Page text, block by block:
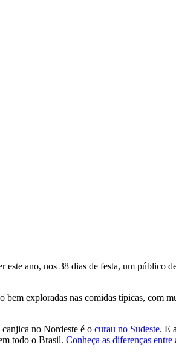
este ano, nos 38 dias de festa, um público
exploradas nas comidas típicas, com
no Nordeste é o curau no Sudeste. E
todo o Brasil. Conheça as diferenças